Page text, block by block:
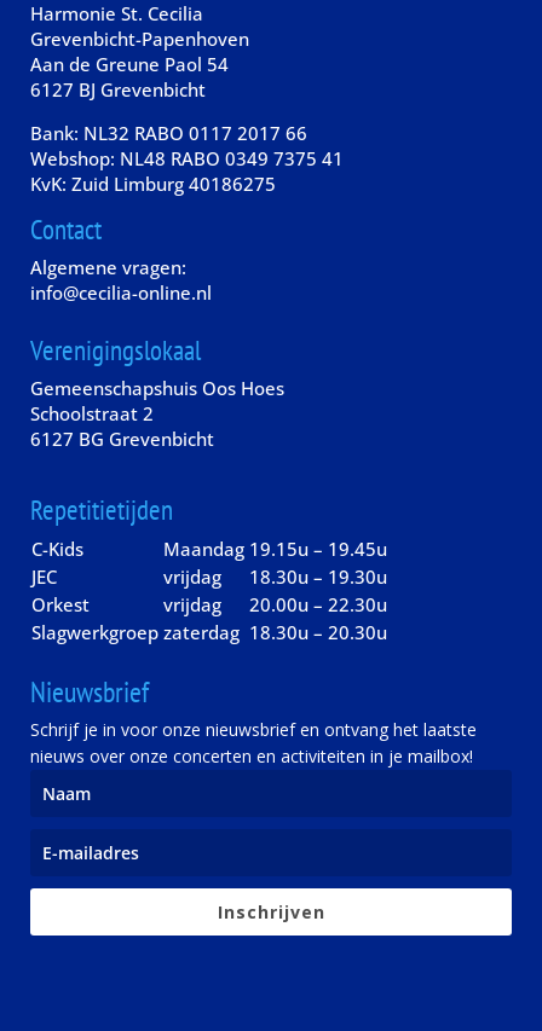
Harmonie St. Cecilia
Grevenbicht-Papenhoven
Aan de Greune Paol 54
6127 BJ Grevenbicht
Bank: NL32 RABO 0117 2017 66
Webshop: NL48 RABO 0349 7375 41
KvK: Zuid Limburg 40186275
Contact
Algemene vragen:
info@cecilia-online.nl
Verenigingslokaal
Gemeenschapshuis Oos Hoes
Schoolstraat 2
6127 BG Grevenbicht
Repetitietijden
C-Kids Maandag 19.15u – 19.45u
JEC
vrijdag
18.30u – 19.30u
Orkest
vrijdag
20.00u – 22.30u
Slagwerkgroep zaterdag 18.30u – 20.30u
Nieuwsbrief
Schrijf je in voor onze nieuwsbrief en ontvang het laatste
nieuws over onze concerten en activiteiten in je mailbox!
Inschrijven